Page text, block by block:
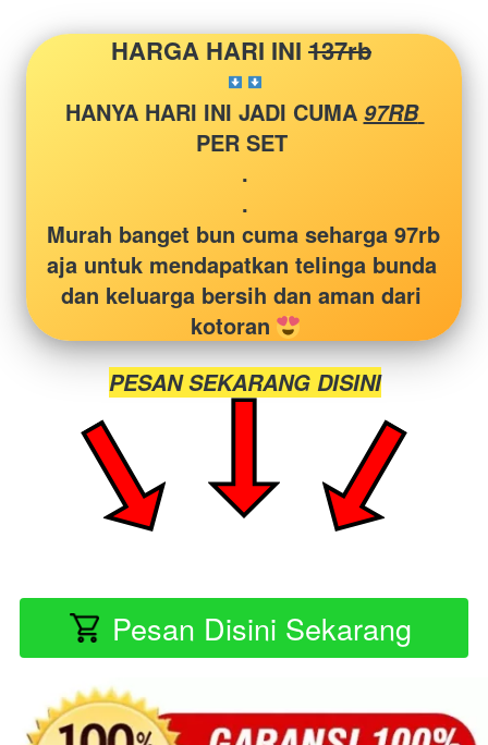
HARGA HARI INI 137rb
HANYA HARI INI JADI CUMA 97RB
PER SET
.
.
Murah banget bun cuma seharga 97rb
aja untuk mendapatkan telinga bunda
dan keluarga bersih dan aman dari
kotoran
PESAN SEKARANG DISINI
` Pesan Disini Sekarang